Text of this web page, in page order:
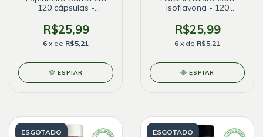
120 cápsulas -
R$25,99
6 x de R$5,21
ESPIAR
isoflavona - 120
R$25,99
6 x de R$5,21
ESPIAR
ESGOTADO ESGOTADO